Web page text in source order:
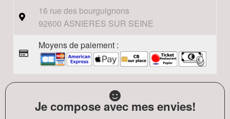
16 rue des bourguignons
92600 ASNIERES SUR SEINE
Moyens de paiement :
Je compose avec mes envies!